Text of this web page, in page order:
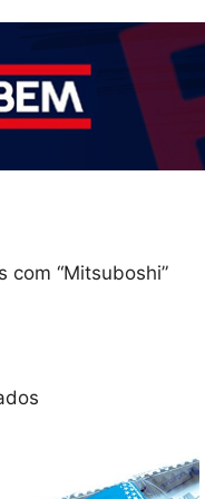
com “Mitsuboshi”